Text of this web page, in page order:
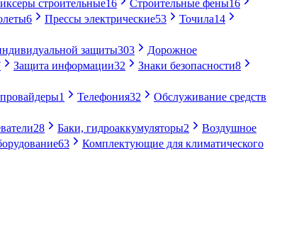
строительные16 Строительные фены16
6 Прессы электрические53 Точила14
защиты303
Дорожное
Защита информации32 Знаки безопасности8
1 Телефония32
Обслуживание средств
28 Баки, гидроаккумуляторы2
Воздушное
63
Комплектующие для климатического